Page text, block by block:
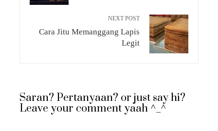
NEXT POST
Cara Jitu Memanggang Lapis
Legit
Saran? Pertanyaan? or just say hi?
Leave your comment yaah ^_^